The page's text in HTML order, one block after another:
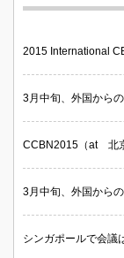
2015 International
3月中旬、外国から
CCBN2015（at 北
3月中旬、外国から
シンガポールで会